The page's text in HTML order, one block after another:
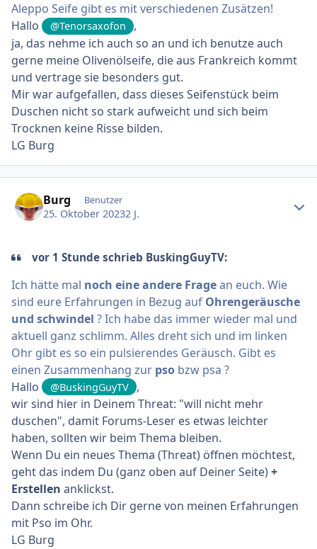
Aleppo Seife gibt es mit verschiedenen Zusätzen!
Hallo
@Tenorsaxofon
,
ja, das nehme ich auch so an und ich benutze auch
gerne meine Olivenölseife, die aus Frankreich kommt
und vertrage sie besonders gut.
Mir war aufgefallen, dass dieses Seifenstück beim
Duschen nicht so stark aufweicht und sich beim
Trocknen keine Risse bilden.
LG Burg
Burg Benutzer
25. Oktober 20232 J.
vor 1 Stunde schrieb BuskingGuyTV:
Ich hätte mal noch eine andere Fragean euch. Wie
sind eure Erfahrungen in Bezug auf Ohrengeräusche
und schwindel ? Ich habe das immer wieder mal und
aktuell ganz schlimm. Alles dreht sich und im linken
Ohr gibt es so ein pulsierendes Geräusch. Gibt es
einen Zusammenhang zur pso bzw psa ?
Hallo
@BuskingGuyTV
,
wir sind hier in Deinem Threat: "will nicht mehr
duschen", damit Forums-Leser es etwas leichter
haben, sollten wir beim Thema bleiben.
Wenn Du ein neues Thema (Threat) öffnen möchtest,
geht das indem Du (ganz oben auf Deiner Seite)+
Erstellen anklickst.
Dann schreibe ich Dir gerne von meinen Erfahrungen
mit Pso im Ohr.
LG Burg